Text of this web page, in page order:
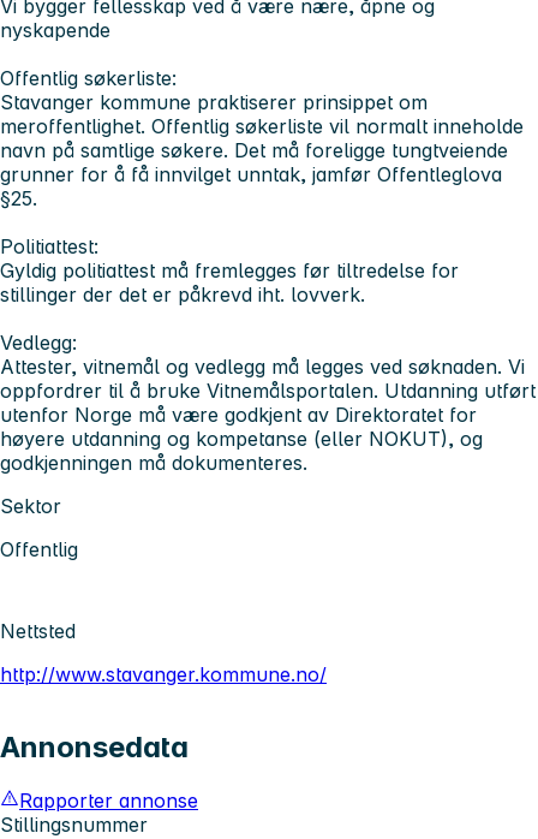
Vi bygger fellesskap ved å være nære, åpne og
nyskapende
Offentlig søkerliste:
Stavanger kommune praktiserer prinsippet om
meroffentlighet. Offentlig søkerliste vil normalt inneholde
navn på samtlige søkere. Det må foreligge tungtveiende
grunner for å få innvilget unntak, jamfør Offentleglova
§25.
Politiattest:
Gyldig politiattest må fremlegges før tiltredelse for
stillinger der det er påkrevd iht. lovverk.
Vedlegg:
Attester, vitnemål og vedlegg må legges ved søknaden. Vi
oppfordrer til å bruke Vitnemålsportalen. Utdanning utført
utenfor Norge må være godkjent av Direktoratet for
høyere utdanning og kompetanse (eller NOKUT), og
godkjenningen må dokumenteres.
Sektor
Offentlig
Nettsted
http://www.stavanger.kommune.no/
Annonsedata
Rapporter annonse
Stillingsnummer